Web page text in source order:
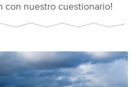
con nuestro cuestionario!